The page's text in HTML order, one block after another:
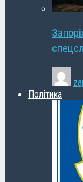
Політика